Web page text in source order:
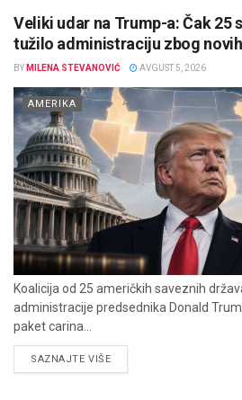
Veliki udar na Trump-a: Čak 25
tužilo administraciju zbog
BY MILENA STEVANOVIĆ AVGUST 5, 2026
AMERIKA
Koalicija od 25 američkih saveznih
administracije predsednika Donald
paket carina...
SAZNAJTE VIŠEDETAILS